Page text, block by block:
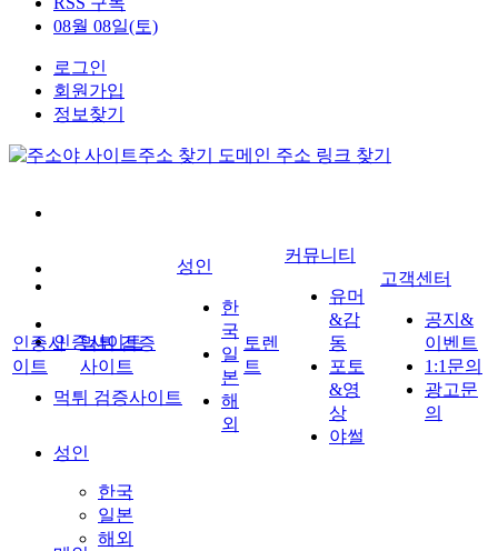
08월 08일(토)
로그인
회원가입
정보찾기
인증사이트
먹튀 검증사이트
성인
한국
일본
해외
인증사
이트
먹튀 검증
사이트
성인
한
국
일
본
해
외
토렌
트
커뮤니티
유머
&감
동
포토
&영
상
야썰
고객센터
공지&
이벤트
1:1문의
광고문
의